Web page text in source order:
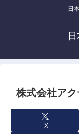
日
株式会社ア
X